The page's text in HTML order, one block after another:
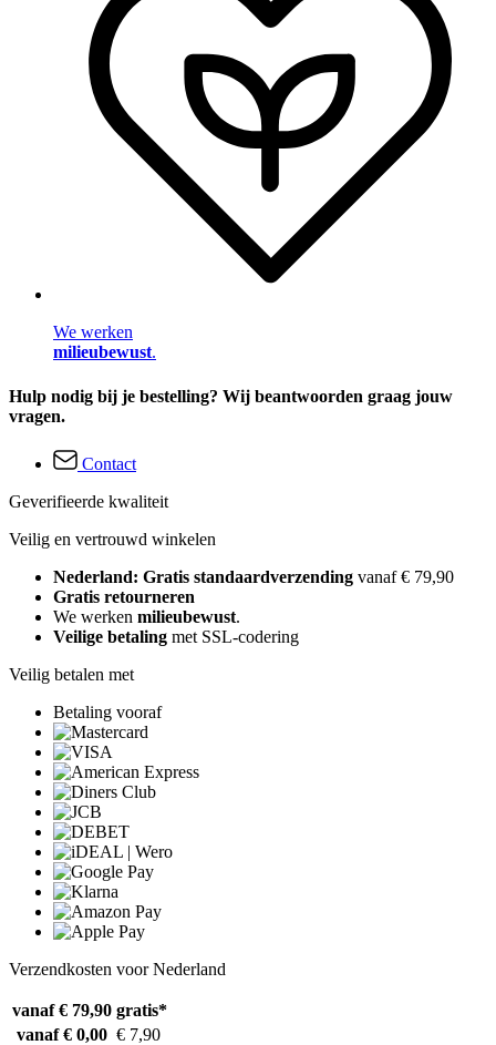
We werken
milieubewust.
Hulp nodig bij je bestelling? Wij beantwoorden graag jouw
vragen.
Contact
Geverifieerde kwaliteit
Veilig en vertrouwd winkelen
Nederland: Gratis standaardverzending vanaf € 79,90
Gratis retourneren
We werken milieubewust.
Veilige betaling met SSL-codering
Veilig betalen met
Betaling vooraf
Verzendkosten voor Nederland
vanaf € 79,90 gratis*
vanaf € 0,00 € 7,90